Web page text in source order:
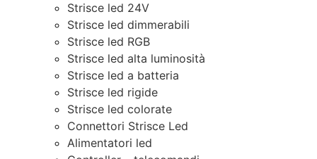
Strisce led 24V
Strisce led dimmerabili
Strisce led RGB
Strisce led alta luminosità
Strisce led a batteria
Strisce led rigide
Strisce led colorate
Connettori Strisce Led
Alimentatori led